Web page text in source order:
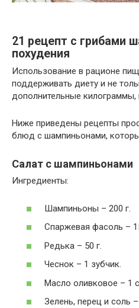
21 рецепт с грибами
похудения
Использование в рационе
поддерживать диету и не
дополнительные
Ниже приведены рецепты
блюд с шампиньонами,
Салат с шампиньонами
Ингредиенты:
Шампиньоны – 200 г.
Спаржевая фасоль –
Редька – 50 г.
Чеснок – 1 зубчик.
Масло оливковое – 1
Зелень, перец и соль